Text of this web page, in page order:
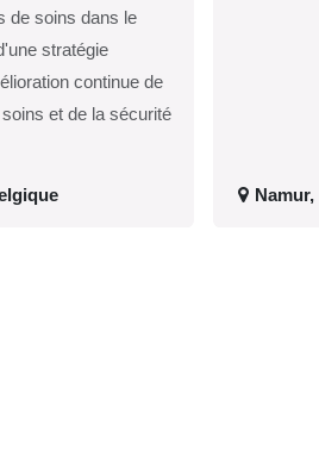
de
déploiement
intégrant
continue de la
et de la
Namur